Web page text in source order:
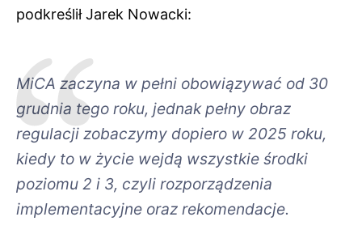
podkreślił Jarek Nowacki:
MiCA zaczyna w pełni obowiązywać od 30
grudnia tego roku, jednak pełny obraz
regulacji zobaczymy dopiero w 2025 roku,
kiedy to w życie wejdą wszystkie środki
poziomu 2 i 3, czyli rozporządzenia
implementacyjne oraz rekomendacje.